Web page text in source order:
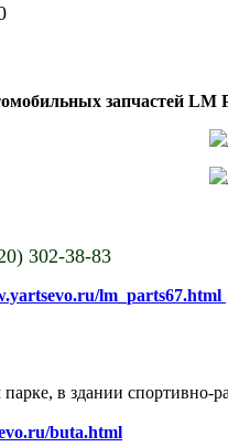
запчастей LM
302-38-83
lm_parts67.html
в здании спортивно-
buta.html